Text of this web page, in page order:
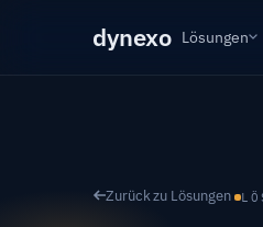
dynexo Lösungen
Zurück zu Lösungen